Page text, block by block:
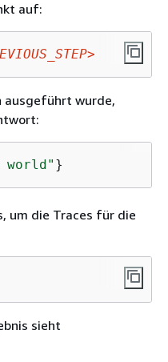
auf:
ausgeführt wurde,
}
um die Traces für die
sieht